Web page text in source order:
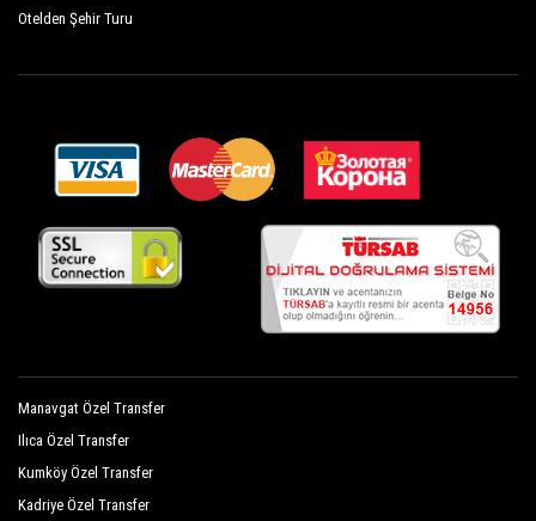
Rixos Sungate
Sönmez Garden Hotel
Sultan Hotel Beldibi
Sunmerry Hotel
Sümela Garden Hotel
Venera Garden Hotel
View Kemer Hotel
Otelden Şehir Turu
Manavgat Özel Transfer
Ilıca Özel Transfer
Kumköy Özel Transfer
Kadriye Özel Transfer